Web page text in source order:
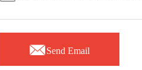
Send Email